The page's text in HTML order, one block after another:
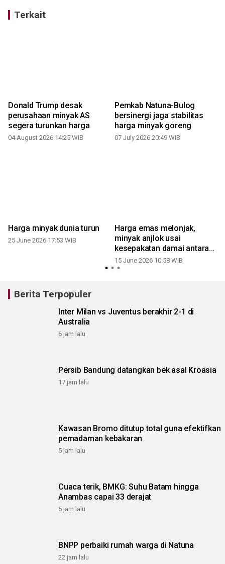
Terkait
Donald Trump desak
perusahaan minyak AS
segera turunkan harga
04 August 2026 14:25 WIB
Pemkab Natuna-Bulog
bersinergi jaga stabilitas
harga minyak goreng
07 July 2026 20:49 WIB
Harga minyak dunia turun
25 June 2026 17:53 WIB
Harga emas melonjak,
minyak anjlok usai
kesepakatan damai antara
AS dan Iran
15 June 2026 10:58 WIB
Berita Terpopuler
Inter Milan vs Juventus berakhir 2-1 di
Australia
6 jam lalu
Persib Bandung datangkan bek asal Kroasia
17 jam lalu
Kawasan Bromo ditutup total guna efektifkan
pemadaman kebakaran
5 jam lalu
Cuaca terik, BMKG: Suhu Batam hingga
Anambas capai 33 derajat
5 jam lalu
BNPP perbaiki rumah warga di Natuna
22 jam lalu